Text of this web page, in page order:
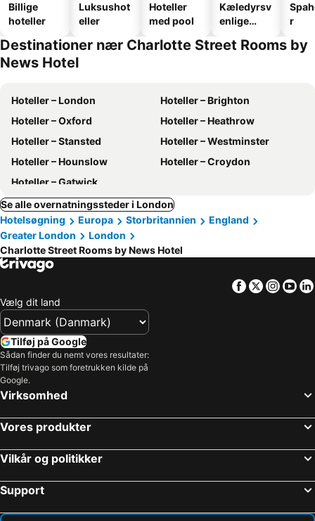
Billige
hoteller
Luksushot
eller
Hoteller
med pool
Kæledyrsv
enlige
r
Destinationer nær Charlotte Street Rooms by
News Hotel
Hoteller – London
Hoteller – Brighton
Hoteller – Oxford
Hoteller – Heathrow
Hoteller – Stansted
Hoteller – Westminster
Hoteller – Hounslow
Hoteller – Croydon
Hoteller – Gatwick
Se alle overnatningssteder i London
Hotelsøgning
Europa Storbritannien
England
Greater London
London
Charlotte Street Rooms by News Hotel
Facebook
Twitter
Vælg dit land
Tilføj på Google
Sådan finder du nemt vores resultater:
Tilføj trivago som foretrukken kilde på
Google.
Virksomhed
Vores produkter
Vilkår og politikker
Support